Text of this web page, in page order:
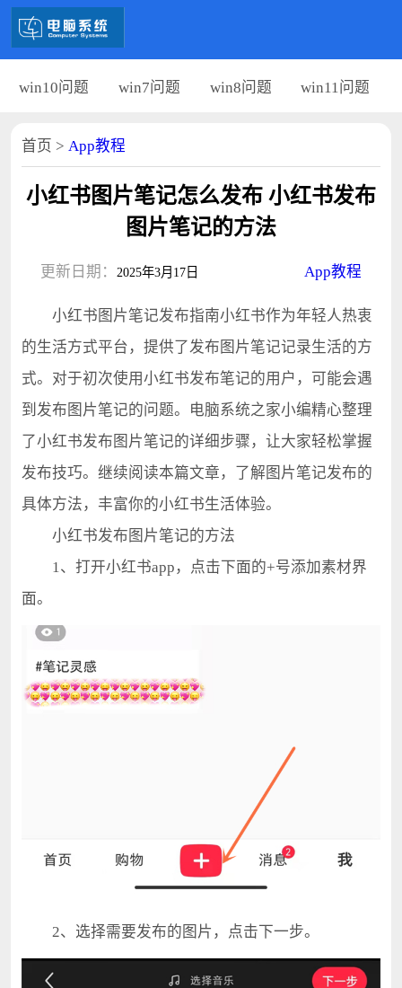
win10问题 win7问题 win8问题 win11问题
首页 > App教程
小红书图片笔记怎么发布 小红书发布
图片笔记的方法
更新日期： 2025年3月17日 App教程
小红书图片笔记发布指南小红书作为年轻人热衷
的生活方式平台，提供了发布图片笔记记录生活的方
式。对于初次使用小红书发布笔记的用户，可能会遇
到发布图片笔记的问题。电脑系统之家小编精心整理
了小红书发布图片笔记的详细步骤，让大家轻松掌握
发布技巧。继续阅读本篇文章，了解图片笔记发布的
具体方法，丰富你的小红书生活体验。
小红书发布图片笔记的方法
1、打开小红书app，点击下面的+号添加素材界
面。
2、选择需要发布的图片，点击下一步。